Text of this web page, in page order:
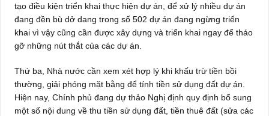
tạo điều kiện triển khai thực hiện dự án, để xử lý nhiều dự án
đang đền bù dở dang trong số 502 dự án đang ngừng triển
khai vì vậy cũng cần được xây dựng và triển khai ngay để tháo
gỡ những nút thắt của các dự án.
Thứ ba, Nhà nước cần xem xét hợp lý khi khấu trừ tiền bồi
thường, giải phóng mặt bằng để tính tiền sử dụng đất dự án.
Hiện nay, Chính phủ đang dự thảo Nghị định quy định bổ sung
một số nội dung về thu tiền sử dụng đất, tiền thuê đất (sửa các